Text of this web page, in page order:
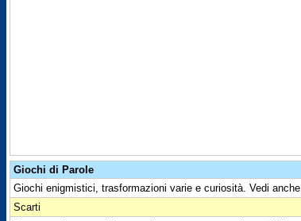
Giochi di Parole
Giochi enigmistici, trasformazioni varie e curiosità. Vedi
Scarti